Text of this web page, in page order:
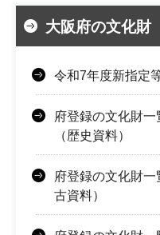
大阪府の文化財
令和7年度新指定
府登録の文化財
（歴史資料）
府登録の文化財
古資料）